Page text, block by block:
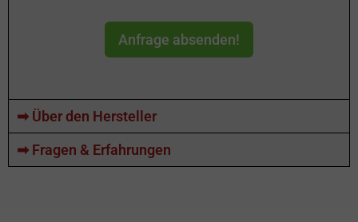
Anfrage absenden!
➡ Über den Hersteller
➡ Fragen & Erfahrungen